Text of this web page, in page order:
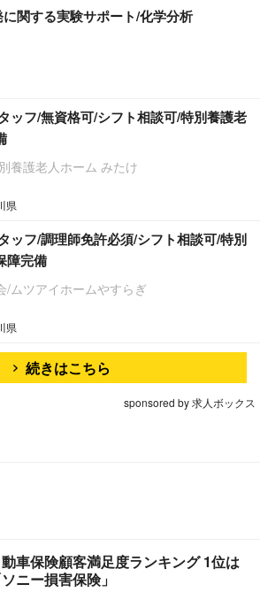
関する実験サポート/化学分析
ッフ/無資格可/シフト相談可/特別養護老
養護老人ホーム みたけ
県
ッフ/調理師免許必須/シフト相談可/特別
障完備
/ムツアイホームやすらぎ
県
続きはこちら
sponsored by 求人ボックス
車保険顧客満足度ランキング 1位は
ソニー損害保険」